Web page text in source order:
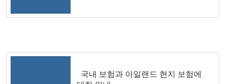
국내 보험과 아일랜드 현지 보험에